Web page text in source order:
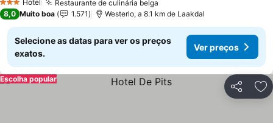
3 EstrelasHotel Restaurante de culinária belga
8,0 Muito boa 1.571 Westerlo, a 8.1 km de Laakdal
Selecione as datas para ver os preços
exatos.
Ver preços
Partilhar
Escolha popular